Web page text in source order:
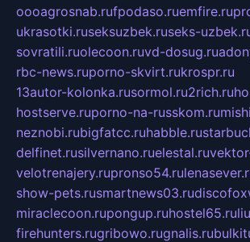
oooagrosnab.rufpodaso.ruemfire.ru
ukrasotki.ruseksuzbek.ruseks-
sovratili.ruolecoon.ruvd-dosug.ru
rbc-news.ruporno-skvirt.rukrospr.ru
13autor-kolonka.rusormol.ru2rich.ru
hostserve.ruporno-na-russkom.ru
neznobi.rubigfatcc.ruhabble.ru
delfinet.rusilvernano.ruelestal.ru
velotrenajery.rupronso54.ru
show-pets.rusmartnews03.ru
miraclecoon.rupongup.ruhostel65.ru
firehunters.rugribowo.rugnalis.ru